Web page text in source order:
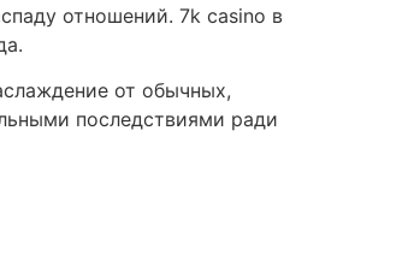
отношений. 7k casino в
от обычных,
последствиями ради